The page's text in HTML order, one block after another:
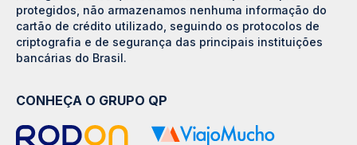
protegidos, não armazenamos nenhuma informação do
cartão de crédito utilizado, seguindo os protocolos de
criptografia e de segurança das principais instituições
bancárias do Brasil.
CONHEÇA O GRUPO QP